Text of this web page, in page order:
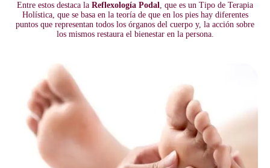
Entre estos destaca la Reflexología Podal, que es un Tipo de Terapia
Holística, que se basa en la teoría de que en los pies hay diferentes
puntos que representan todos los órganos del cuerpo y, la acción sobre
los mismos restaura el bienestar en la persona.